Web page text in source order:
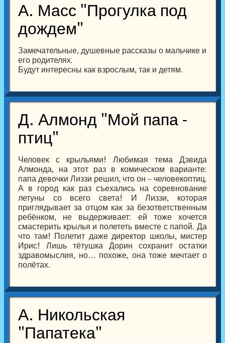
А. Масс "Прогулка под
дождем"
Замечательные, душевные рассказы о мальчике и
его родителях.
Будут интересны как взрослым, так и детям.
Д. Алмонд "Мой папа -
птиц"
Человек с крыльями! Любимая тема Дэвида
Алмонда, на этот раз в комическом варианте:
папа девочки Лиззи решил, что он – человекоптиц.
А в город как раз съехались на соревнование
летуны со всего света! И Лиззи, которая
приглядывает за отцом как за безответственным
ребёнком, не выдерживает: ей тоже хочется
смастерить крылья и полететь вместе с папой. Да
что там! Полетит даже директор школы, мистер
Ирис! Лишь тётушка Дорин сохранит остатки
здравомыслия, но… похоже, она тоже мечтает о
полётах.
А. Никольская
"Папатека"